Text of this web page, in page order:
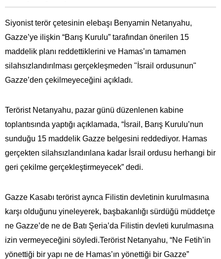
Siyonist terör çetesinin elebaşı Benyamin Netanyahu,
Gazze’ye ilişkin “Barış Kurulu” tarafından önerilen 15
maddelik planı reddettiklerini ve Hamas’ın tamamen
silahsızlandırılması gerçekleşmeden "İsrail ordusunun"
Gazze’den çekilmeyeceğini açıkladı.
Terörist Netanyahu, pazar günü düzenlenen kabine
toplantısında yaptığı açıklamada, “İsrail, Barış Kurulu’nun
sunduğu 15 maddelik Gazze belgesini reddediyor. Hamas
gerçekten silahsızlandırılana kadar İsrail ordusu herhangi bir
geri çekilme gerçekleştirmeyecek” dedi.
Gazze Kasabı terörist ayrıca Filistin devletinin kurulmasına
karşı olduğunu yineleyerek, başbakanlığı sürdüğü müddetçe
ne Gazze’de ne de Batı Şeria’da Filistin devleti kurulmasına
izin vermeyeceğini söyledi.Terörist Netanyahu, “Ne Fetih’in
yönettiği bir yapı ne de Hamas’ın yönettiği bir Gazze”